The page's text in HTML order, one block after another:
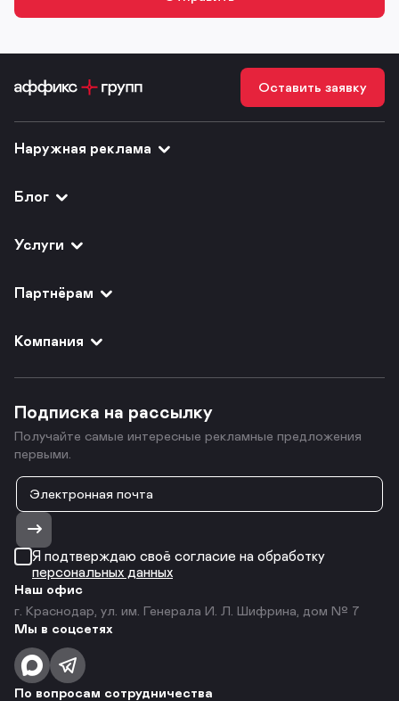
Оставить заявку
Наружная реклама
Блог
Услуги
Партнёрам
Компания
Подписка на рассылку
Получайте самые интересные рекламные предложения
первыми.
Я подтверждаю своё согласие на обработку
персональных данных
Наш офис
г. Краснодар, ул. им. Генерала И. Л. Шифрина, дом № 7
Мы в соцсетях
По вопросам сотрудничества